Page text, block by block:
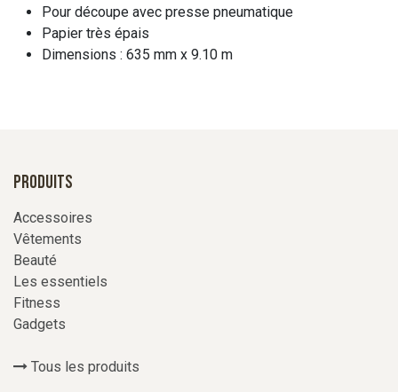
Pour découpe avec presse pneumatique
Papier très épais
Dimensions : 635 mm x 9.10 m
Produits
Accessoires
Vêtements
Beauté
Les essentiels
Fitness
Gadgets
Tous les produits